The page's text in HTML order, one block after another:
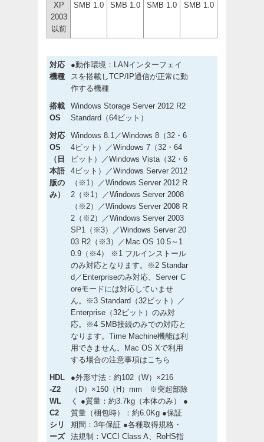
XP
2003
以前
SMB 1.0 SMB 1.0 SMB 1.0 SMB 1.0
対応
機種
●動作環境：LANインターフェイ
スを搭載しTCP/IP通信が正常に動
作する機種
搭載
OS
Windows Storage Server 2012 R2
Standard（64ビット）
対応
OS
（日
本語
版の
み）
Windows 8.1／Windows 8（32・6
4ビット）／Windows 7（32・64
ビット）／Windows Vista（32・6
4ビット）／Windows Server 2012
（※1）／Windows Server 2012 R
2（※1）／Windows Server 2008
（※2）／Windows Server 2008 R
2（※2）／Windows Server 2003
SP1（※3）／Windows Server 20
03 R2（※3）／Mac OS 10.5～1
0.9（※4） ※1 フルインストール
のみ対応となります。※2 Standar
d／Enterpriseのみ対応、Server C
oreモードには対応していませ
ん。※3 Standard（32ビット）／
Enterprise（32ビット）のみ対
応。※4 SMB接続のみでの対応と
なります。Time Machine機能は利
用できません。Mac OS Xで利用
する場合の注意事項はこちら
HDL
-Z2
WL
C2
シリ
ーズ
●外形寸法：約102（W）×216
（D）×150（H）mm ※突起部除
く ●質量：約3.7kg（本体のみ） ●
質量（梱包時）：約6.0Kg ●保証
期間：3年保証 ●各種取得規格・
法規制：VCCI Class A、RoHS指